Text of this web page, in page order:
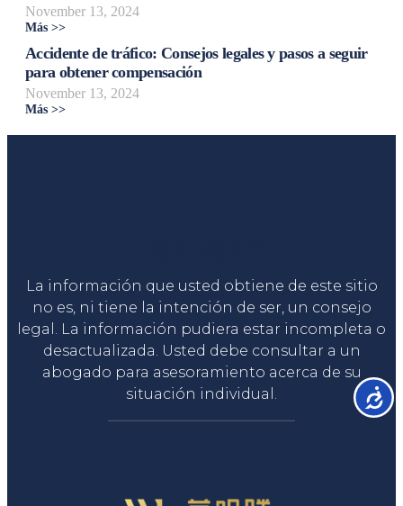
November 13, 2024
Más >>
Accidente de tráfico: Consejos legales y pasos a seguir
para obtener compensación
November 13, 2024
Más >>
La información que usted obtiene de este sitio
no es, ni tiene la intención de ser, un consejo
legal. La información pudiera estar incompleta o
desactualizada. Usted debe consultar a un
abogado para asesoramiento acerca de su
situación individual.